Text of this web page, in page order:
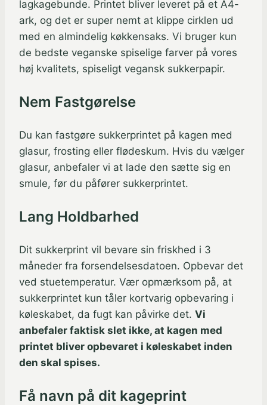
lagkagebunde. Printet bliver leveret på et A4-
ark, og det er super nemt at klippe cirklen ud
med en almindelig køkkensaks. Vi bruger kun
de bedste veganske spiselige farver på vores
høj kvalitets, spiseligt vegansk sukkerpapir.
Nem Fastgørelse
Du kan fastgøre sukkerprintet på kagen med
glasur, frosting eller flødeskum. Hvis du vælger
glasur, anbefaler vi at lade den sætte sig en
smule, før du påfører sukkerprintet.
Lang Holdbarhed
Dit sukkerprint vil bevare sin friskhed i 3
måneder fra forsendelsesdatoen. Opbevar det
ved stuetemperatur. Vær opmærksom på, at
sukkerprintet kun tåler kortvarig opbevaring i
køleskabet, da fugt kan påvirke det. Vi
anbefaler faktisk slet ikke, at kagen med
printet bliver opbevaret i køleskabet inden
den skal spises.
Få navn på dit kageprint